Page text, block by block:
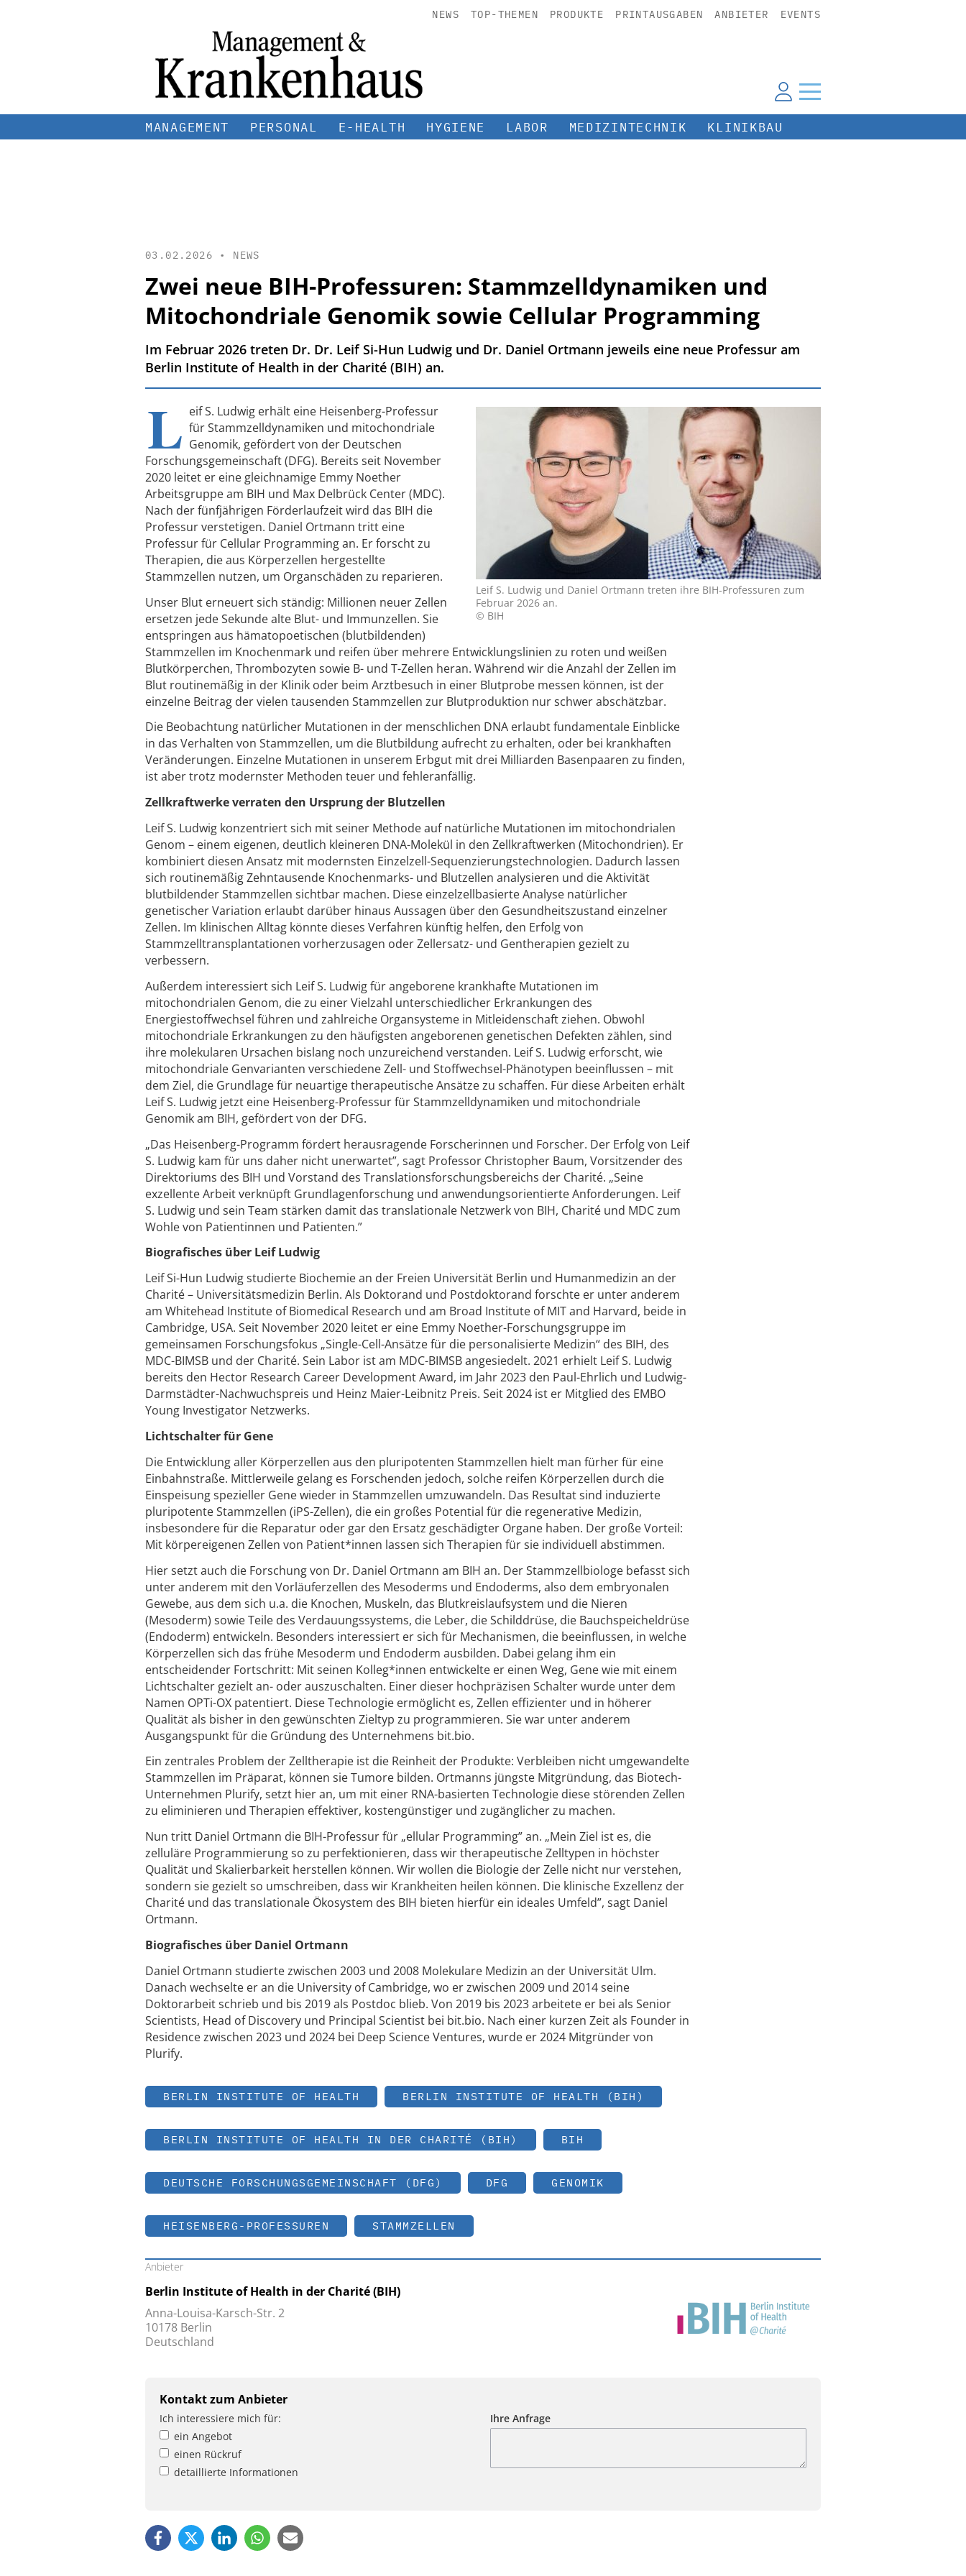
NEWS TOP-THEMEN PRODUKTE PRINTAUSGABEN ANBIETER EVENTS
MANAGEMENT PERSONAL E-HEALTH HYGIENE LABOR MEDIZINTECHNIK KLINIKBAU
03.02.2026 • NEWS
Zwei neue BIH-Professuren: Stammzelldynamiken und
Mitochondriale Genomik sowie Cellular Programming
Im Februar 2026 treten Dr. Dr. Leif Si-Hun Ludwig und Dr. Daniel Ortmann jeweils eine neue Professur am
Berlin Institute of Health in der Charité (BIH) an.
Leif S. Ludwig und Daniel Ortmann treten ihre BIH-Professuren zum
Februar 2026 an.
© BIH
L eif S. Ludwig erhält eine Heisenberg-Professur
für Stammzelldynamiken und mitochondriale
Genomik, gefördert von der Deutschen
Forschungsgemeinschaft (DFG). Bereits seit November
2020 leitet er eine gleichnamige Emmy Noether
Arbeitsgruppe am BIH und Max Delbrück Center (MDC).
Nach der fünfjährigen Förderlaufzeit wird das BIH die
Professur verstetigen. Daniel Ortmann tritt eine
Professur für Cellular Programming an. Er forscht zu
Therapien, die aus Körperzellen hergestellte
Stammzellen nutzen, um Organschäden zu reparieren.
Unser Blut erneuert sich ständig: Millionen neuer Zellen
ersetzen jede Sekunde alte Blut- und Immunzellen. Sie
entspringen aus hämatopoetischen (blutbildenden)
Stammzellen im Knochenmark und reifen über mehrere Entwicklungslinien zu roten und weißen
Blutkörperchen, Thrombozyten sowie B- und T-Zellen heran. Während wir die Anzahl der Zellen im
Blut routinemäßig in der Klinik oder beim Arztbesuch in einer Blutprobe messen können, ist der
einzelne Beitrag der vielen tausenden Stammzellen zur Blutproduktion nur schwer abschätzbar.
Die Beobachtung natürlicher Mutationen in der menschlichen DNA erlaubt fundamentale Einblicke
in das Verhalten von Stammzellen, um die Blutbildung aufrecht zu erhalten, oder bei krankhaften
Veränderungen. Einzelne Mutationen in unserem Erbgut mit drei Milliarden Basenpaaren zu finden,
ist aber trotz modernster Methoden teuer und fehleranfällig.
Zellkraftwerke verraten den Ursprung der Blutzellen
Leif S. Ludwig konzentriert sich mit seiner Methode auf natürliche Mutationen im mitochondrialen
Genom – einem eigenen, deutlich kleineren DNA-Molekül in den Zellkraftwerken (Mitochondrien). Er
kombiniert diesen Ansatz mit modernsten Einzelzell-Sequenzierungstechnologien. Dadurch lassen
sich routinemäßig Zehntausende Knochenmarks- und Blutzellen analysieren und die Aktivität
blutbildender Stammzellen sichtbar machen. Diese einzelzellbasierte Analyse natürlicher
genetischer Variation erlaubt darüber hinaus Aussagen über den Gesundheitszustand einzelner
Zellen. Im klinischen Alltag könnte dieses Verfahren künftig helfen, den Erfolg von
Stammzelltransplantationen vorherzusagen oder Zellersatz- und Gentherapien gezielt zu
verbessern.
Außerdem interessiert sich Leif S. Ludwig für angeborene krankhafte Mutationen im
mitochondrialen Genom, die zu einer Vielzahl unterschiedlicher Erkrankungen des
Energiestoffwechsel führen und zahlreiche Organsysteme in Mitleidenschaft ziehen. Obwohl
mitochondriale Erkrankungen zu den häufigsten angeborenen genetischen Defekten zählen, sind
ihre molekularen Ursachen bislang noch unzureichend verstanden. Leif S. Ludwig erforscht, wie
mitochondriale Genvarianten verschiedene Zell- und Stoffwechsel-Phänotypen beeinflussen – mit
dem Ziel, die Grundlage für neuartige therapeutische Ansätze zu schaffen. Für diese Arbeiten erhält
Leif S. Ludwig jetzt eine Heisenberg-Professur für Stammzelldynamiken und mitochondriale
Genomik am BIH, gefördert von der DFG.
„Das Heisenberg-Programm fördert herausragende Forscherinnen und Forscher. Der Erfolg von Leif
S. Ludwig kam für uns daher nicht unerwartet”, sagt Professor Christopher Baum, Vorsitzender des
Direktoriums des BIH und Vorstand des Translationsforschungsbereichs der Charité. „Seine
exzellente Arbeit verknüpft Grundlagenforschung und anwendungsorientierte Anforderungen. Leif
S. Ludwig und sein Team stärken damit das translationale Netzwerk von BIH, Charité und MDC zum
Wohle von Patientinnen und Patienten.”
Biografisches über Leif Ludwig
Leif Si-Hun Ludwig studierte Biochemie an der Freien Universität Berlin und Humanmedizin an der
Charité – Universitätsmedizin Berlin. Als Doktorand und Postdoktorand forschte er unter anderem
am Whitehead Institute of Biomedical Research und am Broad Institute of MIT and Harvard, beide in
Cambridge, USA. Seit November 2020 leitet er eine Emmy Noether-Forschungsgruppe im
gemeinsamen Forschungsfokus „Single-Cell-Ansätze für die personalisierte Medizin“ des BIH, des
MDC-BIMSB und der Charité. Sein Labor ist am MDC-BIMSB angesiedelt. 2021 erhielt Leif S. Ludwig
bereits den Hector Research Career Development Award, im Jahr 2023 den Paul-Ehrlich und Ludwig-
Darmstädter-Nachwuchspreis und Heinz Maier-Leibnitz Preis. Seit 2024 ist er Mitglied des EMBO
Young Investigator Netzwerks.
Lichtschalter für Gene
Die Entwicklung aller Körperzellen aus den pluripotenten Stammzellen hielt man fürher für eine
Einbahnstraße. Mittlerweile gelang es Forschenden jedoch, solche reifen Körperzellen durch die
Einspeisung spezieller Gene wieder in Stammzellen umzuwandeln. Das Resultat sind induzierte
pluripotente Stammzellen (iPS-Zellen), die ein großes Potential für die regenerative Medizin,
insbesondere für die Reparatur oder gar den Ersatz geschädigter Organe haben. Der große Vorteil:
Mit körpereigenen Zellen von Patient*innen lassen sich Therapien für sie individuell abstimmen.
Hier setzt auch die Forschung von Dr. Daniel Ortmann am BIH an. Der Stammzellbiologe befasst sich
unter anderem mit den Vorläuferzellen des Mesoderms und Endoderms, also dem embryonalen
Gewebe, aus dem sich u.a. die Knochen, Muskeln, das Blutkreislaufsystem und die Nieren
(Mesoderm) sowie Teile des Verdauungssystems, die Leber, die Schilddrüse, die Bauchspeicheldrüse
(Endoderm) entwickeln. Besonders interessiert er sich für Mechanismen, die beeinflussen, in welche
Körperzellen sich das frühe Mesoderm und Endoderm ausbilden. Dabei gelang ihm ein
entscheidender Fortschritt: Mit seinen Kolleg*innen entwickelte er einen Weg, Gene wie mit einem
Lichtschalter gezielt an- oder auszuschalten. Einer dieser hochpräzisen Schalter wurde unter dem
Namen OPTi-OX patentiert. Diese Technologie ermöglicht es, Zellen effizienter und in höherer
Qualität als bisher in den gewünschten Zieltyp zu programmieren. Sie war unter anderem
Ausgangspunkt für die Gründung des Unternehmens bit.bio.
Ein zentrales Problem der Zelltherapie ist die Reinheit der Produkte: Verbleiben nicht umgewandelte
Stammzellen im Präparat, können sie Tumore bilden. Ortmanns jüngste Mitgründung, das Biotech-
Unternehmen Plurify, setzt hier an, um mit einer RNA-basierten Technologie diese störenden Zellen
zu eliminieren und Therapien effektiver, kostengünstiger und zugänglicher zu machen.
Nun tritt Daniel Ortmann die BIH-Professur für „ellular Programming” an. „Mein Ziel ist es, die
zelluläre Programmierung so zu perfektionieren, dass wir therapeutische Zelltypen in höchster
Qualität und Skalierbarkeit herstellen können. Wir wollen die Biologie der Zelle nicht nur verstehen,
sondern sie gezielt so umschreiben, dass wir Krankheiten heilen können. Die klinische Exzellenz der
Charité und das translationale Ökosystem des BIH bieten hierfür ein ideales Umfeld”, sagt Daniel
Ortmann.
Biografisches über Daniel Ortmann
Daniel Ortmann studierte zwischen 2003 und 2008 Molekulare Medizin an der Universität Ulm.
Danach wechselte er an die University of Cambridge, wo er zwischen 2009 und 2014 seine
Doktorarbeit schrieb und bis 2019 als Postdoc blieb. Von 2019 bis 2023 arbeitete er bei als Senior
Scientists, Head of Discovery und Principal Scientist bei bit.bio. Nach einer kurzen Zeit als Founder in
Residence zwischen 2023 und 2024 bei Deep Science Ventures, wurde er 2024 Mitgründer von
Plurify.
BERLIN INSTITUTE OF HEALTH BERLIN INSTITUTE OF HEALTH (BIH)
BERLIN INSTITUTE OF HEALTH IN DER CHARITÉ (BIH) BIH
DEUTSCHE FORSCHUNGSGEMEINSCHAFT (DFG) DFG GENOMIK
HEISENBERG-PROFESSUREN STAMMZELLEN
Anbieter
Berlin Institute of Health in der Charité (BIH)
Anna-Louisa-Karsch-Str. 2
10178 Berlin
Deutschland
Kontakt zum Anbieter
Ich interessiere mich für:
ein Angebot
einen Rückruf
detaillierte Informationen
Ihre Anfrage